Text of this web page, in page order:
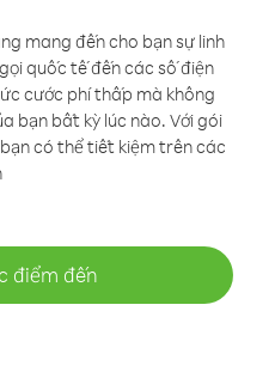
mang đến cho bạn sự linh
quốc tế đến các số điện
cước phí thấp mà không
bạn bất kỳ lúc nào. Với gói
có thể tiết kiệm trên các
điểm đến